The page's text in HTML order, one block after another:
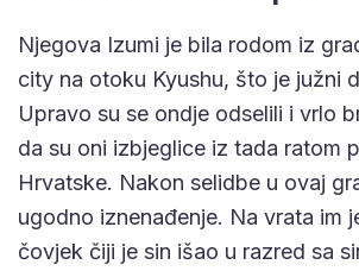
Njegova Izumi je bila rodom iz
city na otoku Kyushu, što je južni
Upravo su se ondje odselili i vrlo
da su oni izbjeglice iz tada ratom
Hrvatske. Nakon selidbe u ovaj
ugodno iznenađenje. Na vrata im
čovjek čiji je sin išao u razred sa